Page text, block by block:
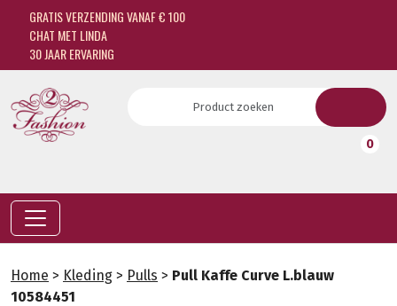
GRATIS VERZENDING VANAF € 100
CHAT MET LINDA
30 JAAR ERVARING
0
Home > Kleding > Pulls > Pull Kaffe Curve L.blauw
10584451